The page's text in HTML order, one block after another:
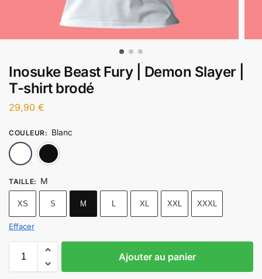
Inosuke Beast Fury | Demon Slayer |
T-shirt brodé
29,90 €
COULEUR: Blanc
TAILLE: M
XS S M L XL XXL XXXL
Effacer
Ajouter au panier